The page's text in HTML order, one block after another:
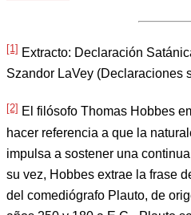
[1] Extracto: Declaración
Szandor LaVey (Declaraciones
[2] El filósofo Thomas Hobbes
hacer referencia a que la
impulsa a sostener una
su vez, Hobbes extrae la frase
del comediógrafo Plauto, de